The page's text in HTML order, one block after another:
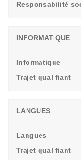
Responsabilité
INFORMATIQUE
Informatique
Trajet qualifiant
LANGUES
Langues
Trajet qualifiant